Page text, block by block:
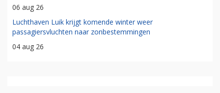
06 aug 26
Luchthaven Luik krijgt komende winter weer
passagiersvluchten naar zonbestemmingen
04 aug 26